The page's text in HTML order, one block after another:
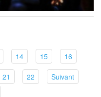
14(current)
15(current)
16(current)
21 (current)
22 (current)Suivant(current)